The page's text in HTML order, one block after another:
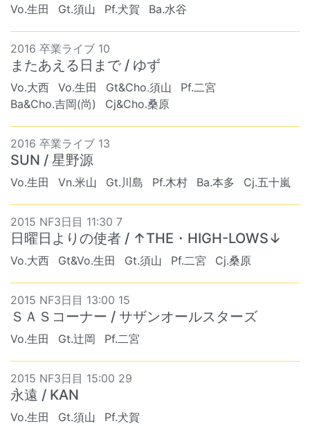
Vo.生田 Gt.須山 Pf.犬賀 Ba.水谷
2016 卒業ライブ 10
またあえる日まで / ゆず
Vo.大西 Vo.生田 Gt&Cho.須山
Pf.二宮
Ba&Cho.吉岡(尚)
Cj&Cho.桑原
2016 卒業ライブ 13
SUN / 星野源
Vo.生田 Vn.米山 Gt.川島 Pf.木村 Ba.本多 Cj.五十嵐
2015 NF3日目 11:30 7
日曜日よりの使者 / ↑THE・HIGH-LOWS↓
Vo.大西 Gt&Vo.生田 Gt.須山 Pf.二宮 Cj.桑原
2015 NF3日目 13:00 15
ＳＡＳコーナー / サザンオールスターズ
Vo.生田 Gt.辻岡 Pf.二宮
2015 NF3日目 15:00 29
永遠 / KAN
Vo.生田 Gt.須山 Pf.犬賀